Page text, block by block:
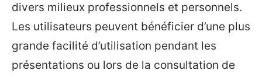
divers milieux professionnels et personnels.
Les utilisateurs peuvent bénéficier d’une plus
grande facilité d’utilisation pendant les
présentations ou lors de la consultation de